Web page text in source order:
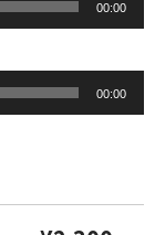
00:00
00:00